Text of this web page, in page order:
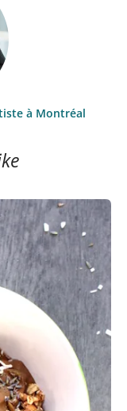
à Montréal